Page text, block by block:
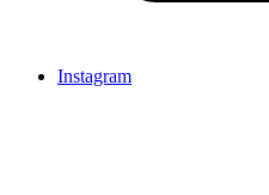
Instagram